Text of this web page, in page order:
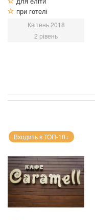
при готелі
Квітень 2018
2 рівень
Входить в ТОП-10+